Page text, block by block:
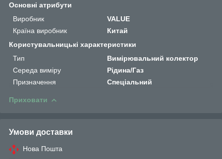
Основні атрибути
Виробник
VALUE
Країна виробник
Китай
Користувальницькі характеристики
Тип
Вимірювальний колектор
Середа виміру
Рідина/Газ
Призначення
Спеціальний
Приховати
Умови доставки
Нова Пошта